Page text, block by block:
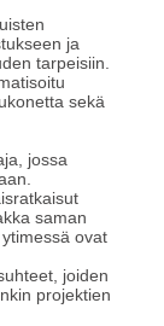
ja
tarpeisiin.
sekä
jossa
saman
ovat
joiden
projektien